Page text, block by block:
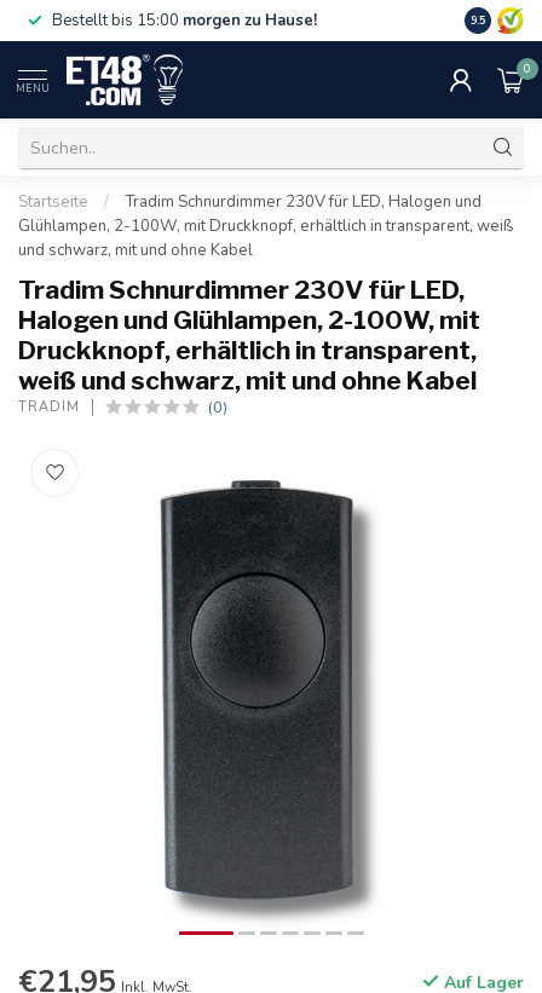
Bestellt bis 15:00 morgen zu Hause! 75 €. Nur
9.5
MENU
0
Startseite /
Tradim Schnurdimmer 230V für LED, Halogen und
Glühlampen, 2-100W, mit Druckknopf, erhältlich in transparent, weiß
und schwarz, mit und ohne Kabel
Tradim Schnurdimmer 230V für LED,
Halogen und Glühlampen, 2-100W, mit
Druckknopf, erhältlich in transparent,
weiß und schwarz, mit und ohne Kabel
TRADIM (0)
€21,95 Inkl. MwSt. Auf Lager